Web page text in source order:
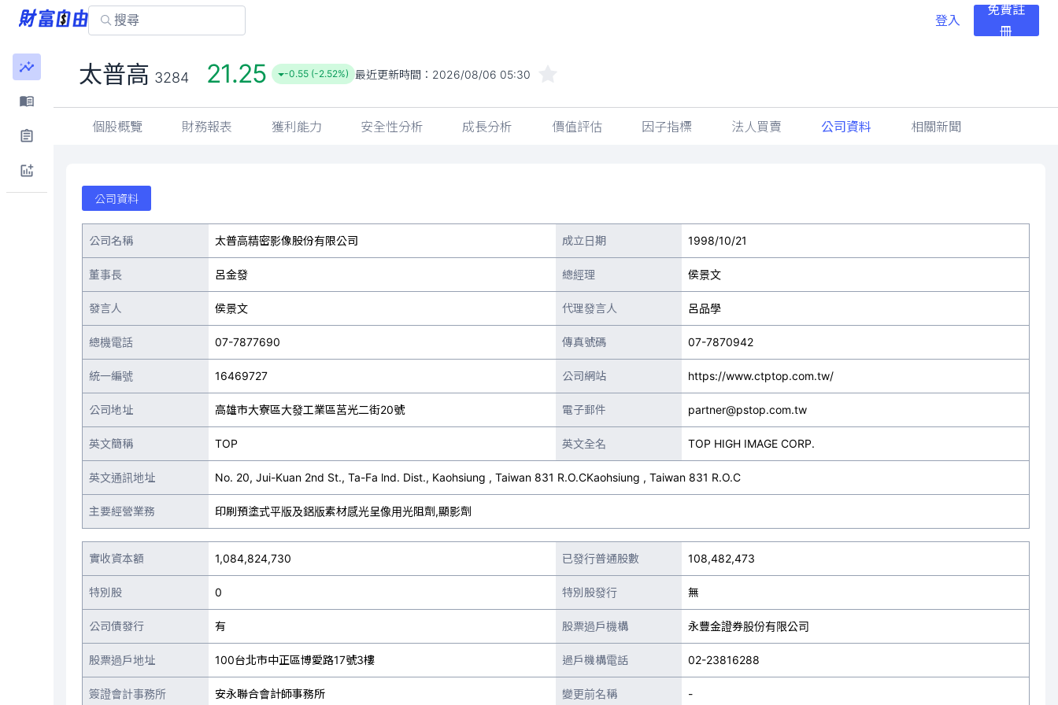
登入
免費註
冊
太普高 3284 21.25 -0.55 (-2.52%) 最近更新時間： 2026/08/06 05:30
個股概覽 財務報表 獲利能力 安全性分析 成長分析 價值評估 因子指標 法人買賣 公司資料 相關新聞
公司資料
公司名稱 太普高精密影像股份有限公司 成立日期 1998/10/21
董事長 呂金發 總經理 侯景文
發言人 侯景文 代理發言人 呂品學
總機電話 07-7877690 傳真號碼 07-7870942
統一編號 16469727 公司網站 https://www.ctptop.com.tw/
公司地址 高雄市大寮區大發工業區莒光二街20號 電子郵件 partner@pstop.com.tw
英文簡稱 TOP 英文全名 TOP HIGH IMAGE CORP.
英文通訊地址 No. 20, Jui-Kuan 2nd St., Ta-Fa lnd. Dist., Kaohsiung , Taiwan 831 R.O.CKaohsiung , Taiwan 831 R.O.C
主要經營業務 印刷預塗式平版及鋁版素材感光呈像用光阻劑,顯影劑
實收資本額 1,084,824,730 已發行普通股數 108,482,473
特別股 0 特別股發行 無
公司債發行 有 股票過戶機構 永豐金證券股份有限公司
股票過戶地址 100台北市中正區博愛路17號3樓 過戶機構電話 02-23816288
簽證會計事務所 安永聯合會計師事務所 變更前名稱 -